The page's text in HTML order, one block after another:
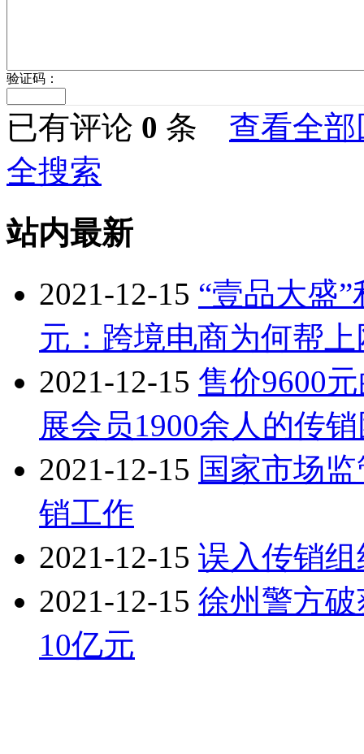
验证码：
已有评论 0 条 查看全部
全搜索
站内最新
2021-12-15 “壹品大盛
元：跨境电商为何帮
2021-12-15 售价9600
展会员1900余人的传
2021-12-15 国家市场
销工作
2021-12-15 误入传销
2021-12-15 徐州警方
10亿元